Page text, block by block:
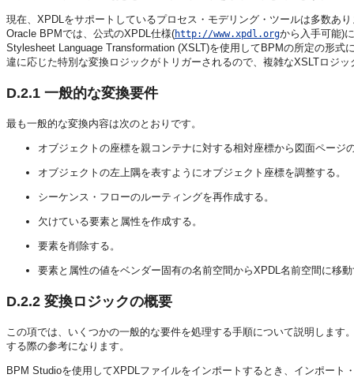
現在、XPDLをサポートしているプロセス・モデリング・ツールは多数あ
Oracle BPMでは、公式のXPDL仕様(http://www.xpdl.orgから入手可能)
Stylesheet Language Transformation (XSLT)を使用してBPMの所定の形
違に応じた特別な変換ロジックがトリガーされるので、複雑なXSLTロジ
D.2.1 一般的な変換要件
最も一般的な変換内容は次のとおりです。
オブジェクトの座標を親コンテナに対する相対座標から図面ページ
オブジェクトの左上隅を表すようにオブジェクト座標を調整する。
シーケンス・フローのルーティングを再作成する。
欠けている要素と属性を作成する。
要素を削除する。
要素と属性の値をベンダー固有の名前空間からXPDL名前空間に移
D.2.2 変換ロジックの概要
この項では、いくつかの一般的な要件を処理する手順について説明しま
する際の参考になります。
BPM Studioを使用してXPDLファイルをインポートするとき、インポー